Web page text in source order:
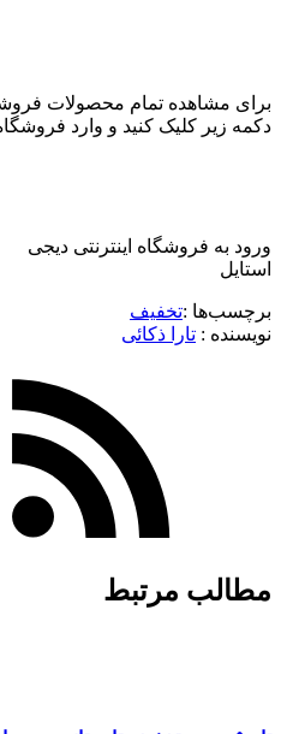
برای مشاهده تمام محصولات
دکمه زیر کلیک کنید و وارد
ورود به فروشگاه اینترنتی دیجی
استایل
برچسب‌ها :تخفیف
نویسنده :‌ تارا ذکائی
مطالب مرتبط